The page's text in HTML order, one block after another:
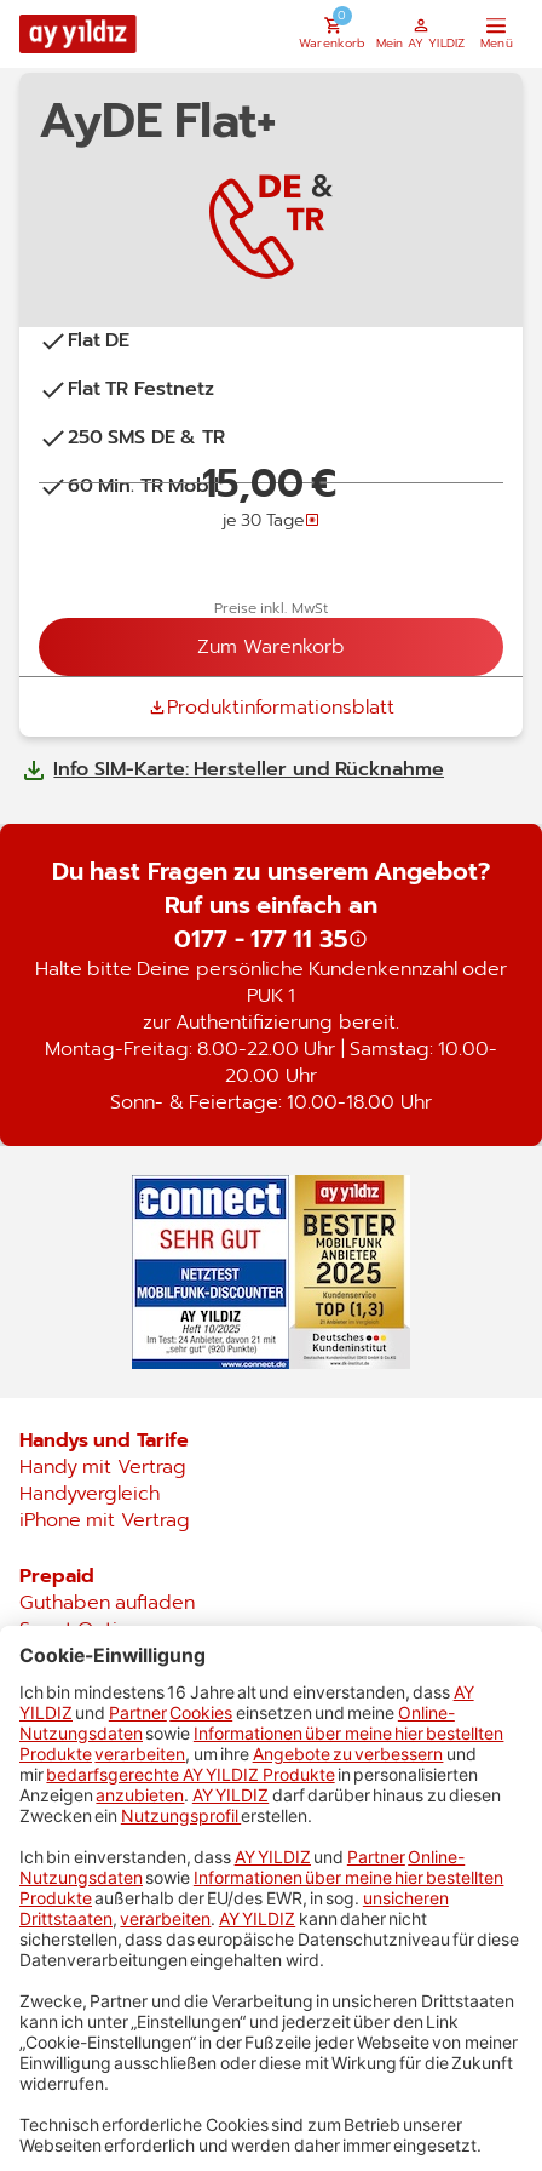
0
Warenkorb
Mein AY YILDIZ
AyDE Flat+
Flat DE
Flat TR Festnetz
250 SMS DE & TR
60 Min. TR Mobil
je 30 Tage
Preise inkl. MwSt
Zum Warenkorb
Produktinformationsblatt
Info SIM-Karte: Hersteller und Rücknahme
Du hast Fragen zu unserem Angebot?
Ruf uns einfach an
0177 - 177 11 35
Halte bitte Deine persönliche Kundenkennzahl oder
PUK 1
zur Authentifizierung bereit.
Montag-Freitag: 8.00-22.00 Uhr | Samstag: 10.00-
20.00 Uhr
Sonn- & Feiertage: 10.00-18.00 Uhr
Handys und Tarife
Handy mit Vertrag
Handyvergleich
iPhone mit Vertrag
Prepaid
Guthaben aufladen
Smart Optionen
Türkei Roaming
Handyvertrag trotz Schufa
Telefonie in der Türkei
SIM-Karte Türkei
Roaming in der Türkei
AY YILDIZ Tarifberater
Service
Vertrag kündigen
Shopfinder
FAQ
Impressum
Datenschutz
Cookie-Einstellungen